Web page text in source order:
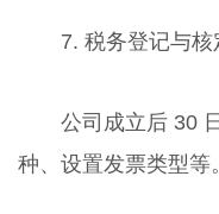
7. 税务登记与核
公司成立后 30
种、设置发票类型等。